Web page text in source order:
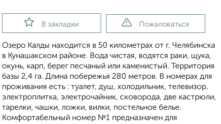
В закладки Пожаловаться
Озеро Калды находится в 50 километрах от г. Челябинска
в Кунашакском районе. Вода чистая, водятся раки, щука,
окунь, карп, берег песчаный или каменистый. Территория
базы 2,4 га. Длина побережья 280 метров. В номерах для
проживания есть : туалет, душ, холодильник, телевизор,
электроплитка, электрочайник, сковорода, две кастрюли,
тарелки, чашки, ложки, вилки, постельное белье.
Комфортабельный номер №1 предназначен для